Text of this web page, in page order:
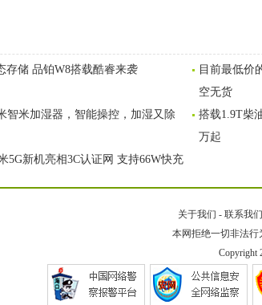
存储 品铂W8搭载酷睿来袭
目前最低价
空无货
米加湿器，智能操控，加湿又除
搭载1.9T柴
万起
5G新机亮相3C认证网 支持66W快充
关于我们 - 联系我们
本网拒绝一切非法行
Copyright